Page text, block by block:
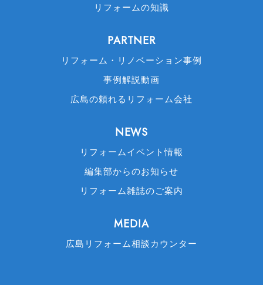
リフォームの知識
PARTNER
リフォーム・リノベーション事例
事例解説動画
広島の頼れるリフォーム会社
NEWS
リフォームイベント情報
編集部からのお知らせ
リフォーム雑誌のご案内
MEDIA
広島リフォーム相談カウンター